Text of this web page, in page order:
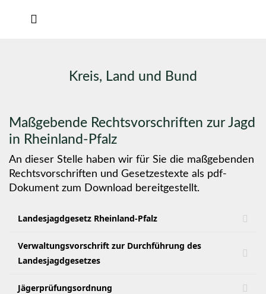
Kreis, Land und Bund
Maßgebende Rechtsvorschriften zur Jagd
in Rheinland-Pfalz
An dieser Stelle haben wir für Sie die maßgebenden
Rechtsvorschriften und Gesetzestexte als pdf-
Dokument zum Download bereitgestellt.
Landesjagdgesetz Rheinland-Pfalz
Verwaltungsvorschrift zur Durchführung des
Landesjagdgesetzes
Jägerprüfungsordnung